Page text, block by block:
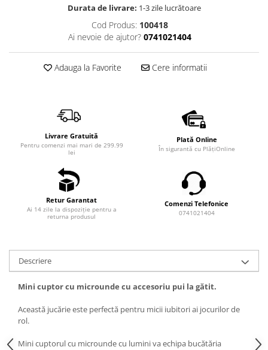
Durata de livrare: 1-3 zile lucrătoare
Cod Produs: 100418
Ai nevoie de ajutor? 0741021404
Adauga la Favorite Cere informatii
Livrare Gratuită
Pentru comenzi mai mari de 299.99
lei
Plată Online
În sigurantă cu PlățiOnline
Retur Garantat
Ai 14 zile la dispoziție pentru a
returna produsul
Comenzi Telefonice
0741021404
Descriere
Mini cuptor cu microunde cu accesoriu pui la gătit.
Această jucărie este perfectă pentru micii iubitori ai jocurilor de
rol.
Mini cuptorul cu microunde cu lumini va echipa bucătăria